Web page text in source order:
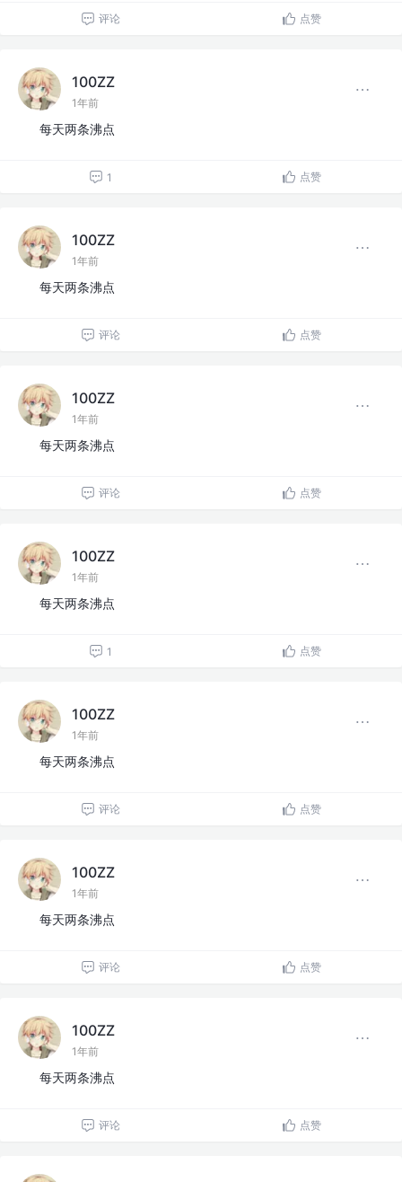
评论 点赞
100ZZ
1年前
每天两条沸点
1 点赞
100ZZ
1年前
每天两条沸点
评论 点赞
100ZZ
1年前
每天两条沸点
评论 点赞
100ZZ
1年前
每天两条沸点
1 点赞
100ZZ
1年前
每天两条沸点
评论 点赞
100ZZ
1年前
每天两条沸点
评论 点赞
100ZZ
1年前
每天两条沸点
评论 点赞